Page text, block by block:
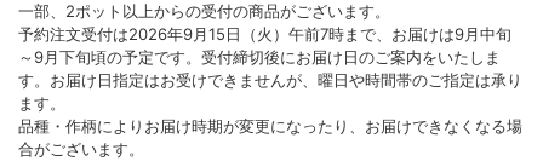
一部、2ポット以上からの受付の商品がございます。
予約注文受付は2026年9月15日（火）午前7時まで、お届けは9月中旬
～9月下旬頃の予定です。受付締切後にお届け日のご案内をいたしま
す。お届け日指定はお受けできませんが、曜日や時間帯のご指定は承り
ます。
品種・作柄によりお届け時期が変更になったり、お届けできなくなる場
合がございます。